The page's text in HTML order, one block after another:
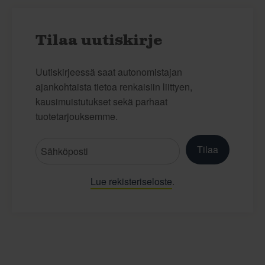
Tilaa uutiskirje
Uutiskirjeessä saat autonomistajan
ajankohtaista tietoa renkaisiin liittyen,
kausimuistutukset sekä parhaat
tuotetarjouksemme.
Tilaa
Lue rekisteriseloste.